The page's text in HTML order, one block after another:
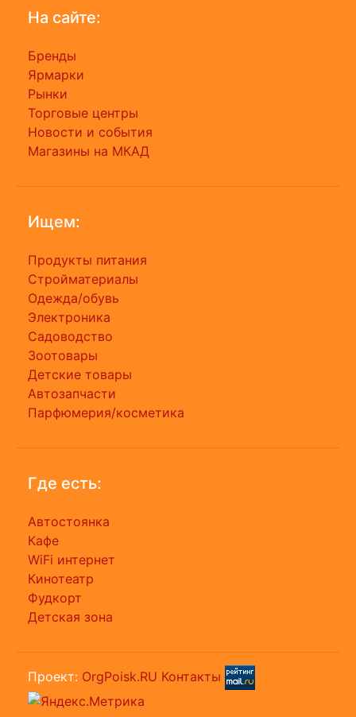
На сайте:
Бренды
Ярмарки
Рынки
Торговые центры
Новости и события
Магазины на МКАД
Ищем:
Продукты питания
Стройматериалы
Одежда/обувь
Электроника
Садоводство
Зоотовары
Детские товары
Автозапчасти
Парфюмерия/косметика
Где есть:
Автостоянка
Кафе
WiFi интернет
Кинотеатр
Фудкорт
Детская зона
Проект: OrgPoisk.RU Контакты